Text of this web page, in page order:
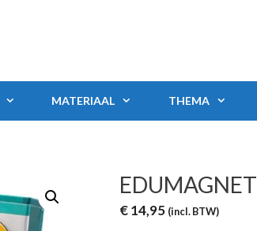
MATERIAAL THEMA
EDUMAGNET
€14,95 (incl. BTW)